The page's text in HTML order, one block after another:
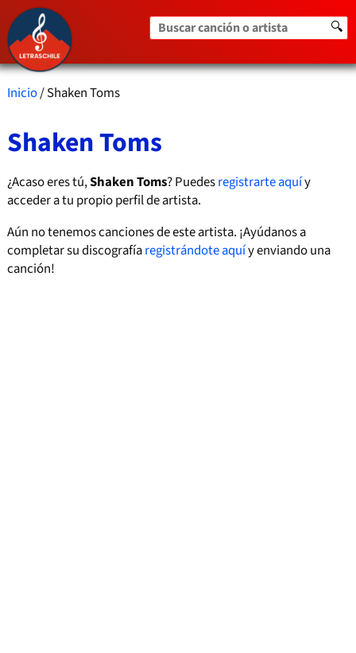
Buscar canción o artista 🔍
Inicio/ Shaken Toms
Shaken Toms
¿Acaso eres tú,Shaken Toms? Puedesregistrarte aquíy
acceder a tu propio perfil de artista.
Aún no tenemos canciones de este artista. ¡Ayúdanos a
completar su discografíaregistrándote aquíy enviando una
canción!